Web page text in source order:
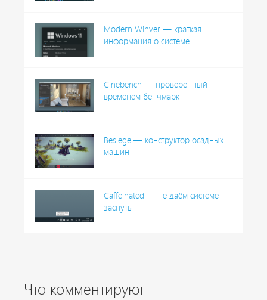
Modern Winver — краткая
информация о системе
Cinebench — проверенный
временем бенчмарк
Besiege — конструктор осадных
машин
Caffeinated — не даём системе
заснуть
Что комментируют